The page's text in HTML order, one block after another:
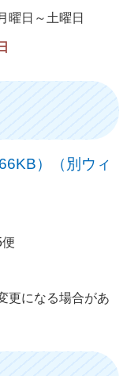
曜日～土曜日
）（別ウィ
更になる場合があ